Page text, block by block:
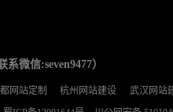
微信:seven9477）
网站定制 杭州网站建设
武汉网站